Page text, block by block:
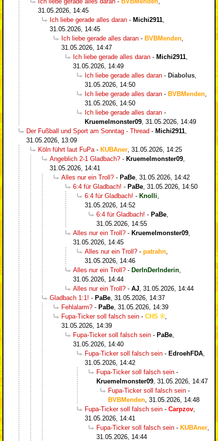
31.05.2026, 14:45
Ich liebe gerade alles daran - Michi2911
31.05.2026, 14:45
Ich liebe gerade alles daran - BVBMenden
31.05.2026, 14:47
Ich liebe gerade alles daran - Michi2911
31.05.2026, 14:49
Ich liebe gerade alles daran - Diabolus
31.05.2026, 14:50
Ich liebe gerade alles daran - BVBMenden
31.05.2026, 14:50
Ich liebe gerade alles daran -
Kruemelmonster09 31.05.2026, 14:49
Der Fußball und Sport am Sonntag - Thread - Michi2911
31.05.2026, 13:09
Köln führt laut FuPa - KUBAner 31.05.2026, 14:25
Angeblich 2-1 Gladbach? - Kruemelmonster09
31.05.2026, 14:41
Alles nur ein Troll? - PaBe 31.05.2026, 14:42
6:4 für Gladbach! - PaBe 31.05.2026, 14:50
6:4 für Gladbach! - Knolli
31.05.2026, 14:52
6:4 für Gladbach! - PaBe
31.05.2026, 14:55
Alles nur ein Troll? - Kruemelmonster09
31.05.2026, 14:45
Alles nur ein Troll? - patrahn
31.05.2026, 14:46
Alles nur ein Troll? - DerInDerInderin
31.05.2026, 14:44
Alles nur ein Troll? - AJ 31.05.2026, 14:44
Gladbach 1:1! - PaBe 31.05.2026, 14:37
Fehlalarm? - PaBe 31.05.2026, 14:39
Fupa-Ticker soll falsch sein - CHS
31.05.2026, 14:39
Fupa-Ticker soll falsch sein - PaBe
31.05.2026, 14:40
Fupa-Ticker soll falsch sein - EdroehFDA
31.05.2026, 14:42
Fupa-Ticker soll falsch sein -
Kruemelmonster09 31.05.2026, 14:47
Fupa-Ticker soll falsch sein -
BVBMenden 31.05.2026, 14:48
Fupa-Ticker soll falsch sein - Carpzov
31.05.2026, 14:41
Fupa-Ticker soll falsch sein - KUBAner
31.05.2026, 14:44